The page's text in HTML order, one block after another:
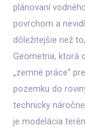
plánovaní
povrchom a
dôležitejšie než
Geometria, ktorá
„zemné práce“
pozemku do
technicky
je modelácia